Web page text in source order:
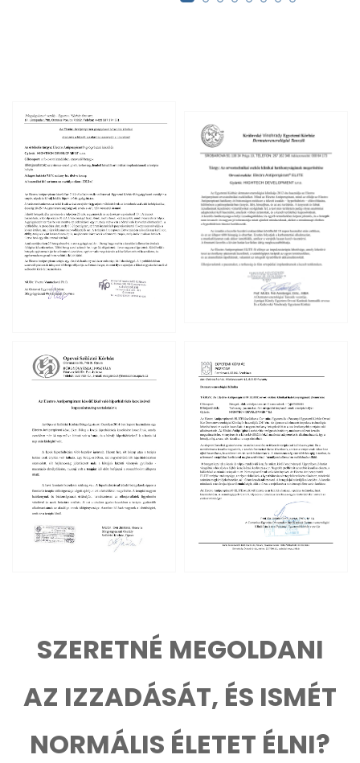
SZERETNÉ MEGOLDANI
AZ IZZADÁSÁT, ÉS ISMÉT
NORMÁLIS ÉLETET ÉLNI?